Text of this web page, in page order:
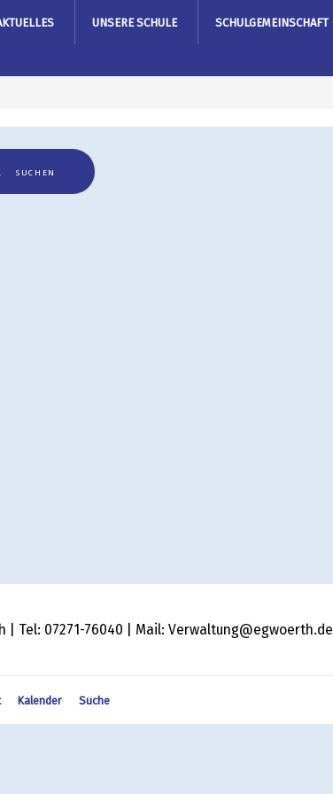
UNSERE SCHULE SCHULGEMEINSCHAFT
SUCHEN
| Tel: 07271-76040 | Mail: Verwaltung@egwoerth.de
Kalender Suche